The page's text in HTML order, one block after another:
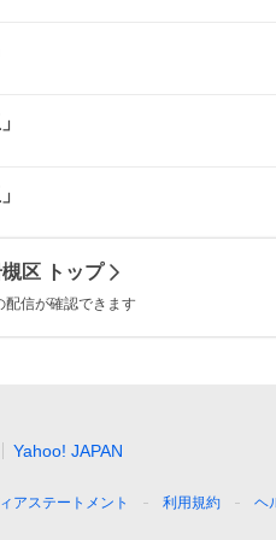
区 トップ
配信が確認できます
Yahoo! JAPAN
アステートメント 利用規約 ヘ